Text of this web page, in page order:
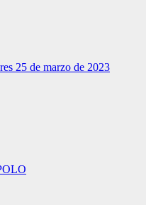
25 de marzo de 2023